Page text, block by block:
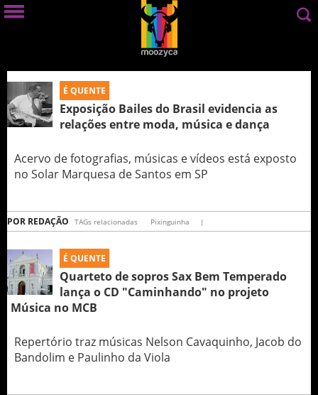
É QUENTE
Exposição Bailes do Brasil evidencia as
relações entre moda, música e dança
Acervo de fotografias, músicas e vídeos está exposto
no Solar Marquesa de Santos em SP
POR REDAÇÃO TAGs relacionadas Pixinguinha |
É QUENTE
Quarteto de sopros Sax Bem Temperado
lança o CD "Caminhando" no projeto
Música no MCB
Repertório traz músicas Nelson Cavaquinho, Jacob do
Bandolim e Paulinho da Viola